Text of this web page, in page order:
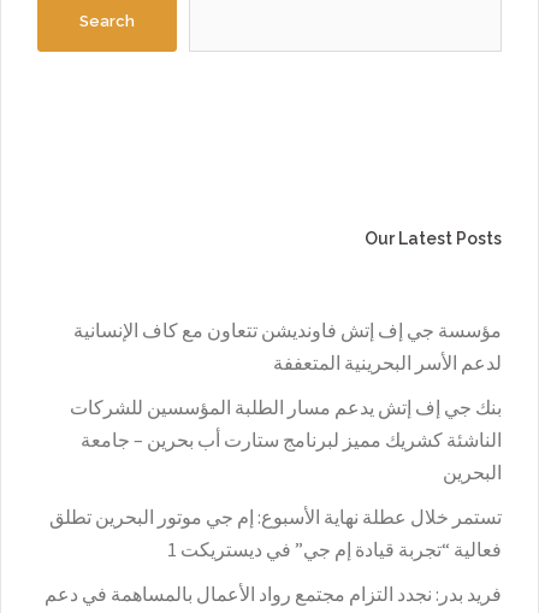
Search
Our Latest Posts
مؤسسة جي إف إتش فاونديشن تتعاون مع كاف الإنسانية
لدعم الأسر البحرينية المتعففة
بنك جي إف إتش يدعم مسار الطلبة المؤسسين للشركات
الناشئة كشريك مميز لبرنامج ستارت أب بحرين – جامعة
البحرين
تستمر خلال عطلة نهاية الأسبوع: إم جي موتور البحرين تطلق
فعالية “تجربة قيادة إم جي” في ديستريكت 1
فريد بدر: نجدد التزام مجتمع رواد الأعمال بالمساهمة في دعم